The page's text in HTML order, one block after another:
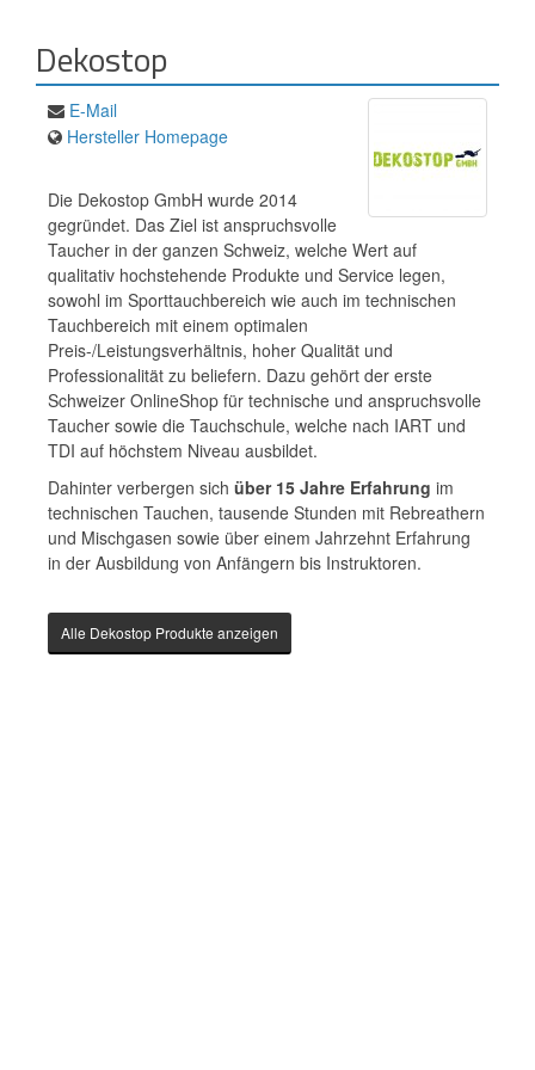
Dekostop
E-Mail
Hersteller Homepage
Die Dekostop GmbH wurde 2014
gegründet. Das Ziel ist anspruchsvolle
Taucher in der ganzen Schweiz, welche Wert auf
qualitativ hochstehende Produkte und Service legen,
sowohl im Sporttauchbereich wie auch im technischen
Tauchbereich mit einem optimalen
Preis-/Leistungsverhältnis, hoher Qualität und
Professionalität zu beliefern. Dazu gehört der erste
Schweizer OnlineShop für technische und anspruchsvolle
Taucher sowie die Tauchschule, welche nach IART und
TDI auf höchstem Niveau ausbildet.
Dahinter verbergen sich über 15 Jahre Erfahrung im
technischen Tauchen, tausende Stunden mit Rebreathern
und Mischgasen sowie über einem Jahrzehnt Erfahrung
in der Ausbildung von Anfängern bis Instruktoren.
Alle Dekostop Produkte anzeigen